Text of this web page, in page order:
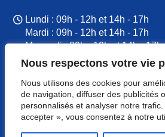
Nous respectons votre vie
Nous utilisons des cookies pour
de navigation, diffuser des publicités
personnalisés et analyser notre
accepter », vous consentez à notre
Lundi : 09h - 12h et 14h - 17h
Mardi : 09h - 12h et 14h - 17h
Mercredi : 09h - 12h et 14h - 17h
Jeudi : 09h - 12h et 14h - 17h
Vendredi : 09h - 12h et 14h - 17h
09 77 60 53 37
CFTC Normandie
8 rue du Colonel Rémy
14000 Caen